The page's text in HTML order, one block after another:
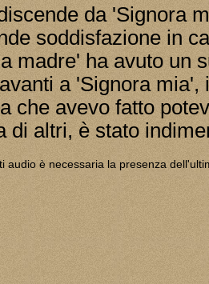
da 'Signora
soddisfazione in
madre' ha avuto un
a 'Signora
che avevo fatto
di altri, è stato
audio è necessaria la presenza